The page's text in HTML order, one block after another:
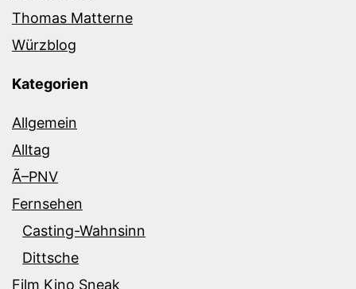
Thomas Matterne
Würzblog
Kategorien
Allgemein
Alltag
Ã–PNV
Fernsehen
Casting-Wahnsinn
Dittsche
Film Kino Sneak